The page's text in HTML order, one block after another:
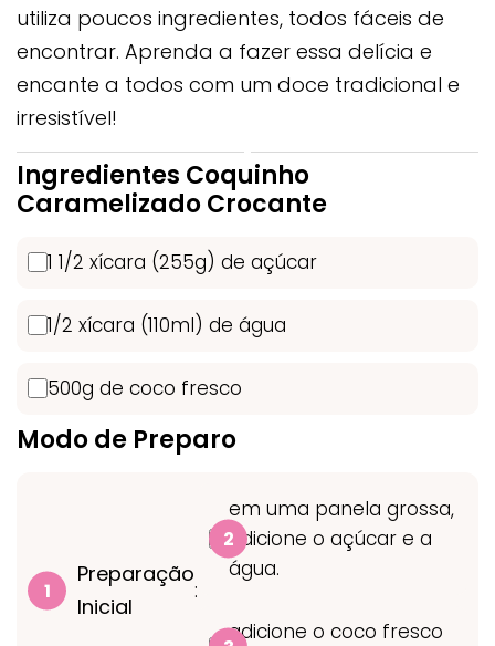
utiliza poucos ingredientes, todos fáceis de
encontrar. Aprenda a fazer essa delícia e
encante a todos com um doce tradicional e
irresistível!
Ingredientes Coquinho
Caramelizado Crocante
1 1/2 xícara (255g) de açúcar
1/2 xícara (110ml) de água
500g de coco fresco
Modo de Preparo
Preparação
Inicial
:
em uma panela grossa,
adicione o açúcar e a
água.
adicione o coco fresco